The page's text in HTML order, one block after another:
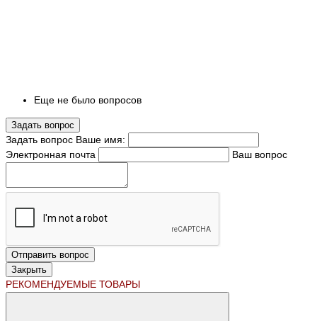
Еще не было вопросов
Задать вопрос
Задать вопрос Ваше имя:
Электронная почта
Ваш вопрос
Отправить вопрос
Закрыть
РЕКОМЕНДУЕМЫЕ ТОВАРЫ